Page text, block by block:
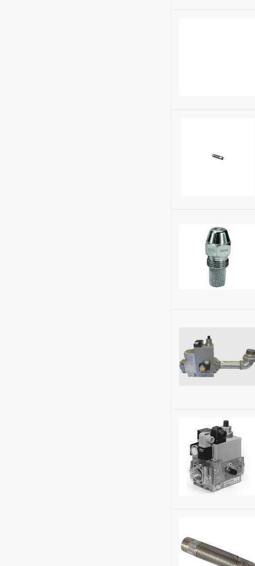
Высота (мм):
Глубина (мм):250
Ширина (мм):100
Высота (мм):100
Baltur
Глубина (мм):250
Ширина (мм):210
Высота (мм):
Ширина (мм):
Высота (мм):210